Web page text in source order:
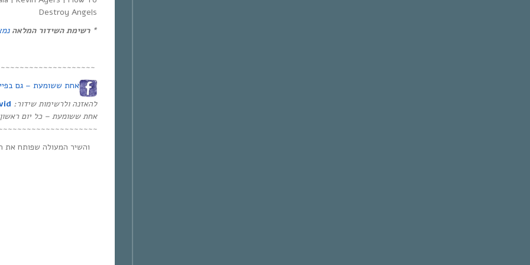
Destroy Angels
*רשימת השידור המלאה
אחת ששומעת – גם
להאזנה ולרשימות שידור:
אחת ששומעת – כל יום ראשון
והשיר המעולה שפותח את